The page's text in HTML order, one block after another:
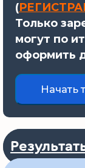
(
Только
могут по
оформить